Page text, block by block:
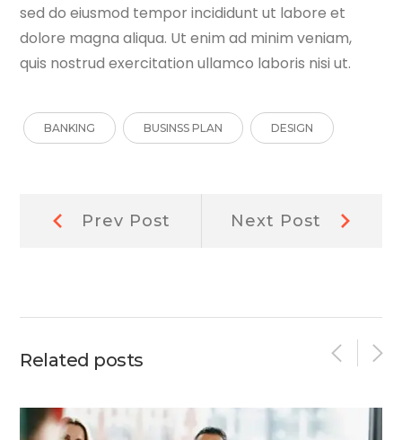
sed do eiusmod tempor incididunt ut labore et
dolore magna aliqua. Ut enim ad minim veniam,
quis nostrud exercitation ullamco laboris nisi ut.
BANKING BUSINSS PLAN DESIGN
PostPrev Post Next Post Post:
Related posts